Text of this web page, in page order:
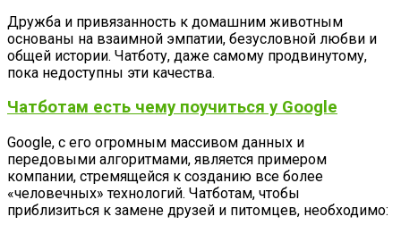
Дружба и привязанность к домашним животным
основаны на взаимной эмпатии, безусловной любви и
общей истории. Чатботу, даже самому продвинутому,
пока недоступны эти качества.
Чатботам есть чему поучиться у Google
Google, с его огромным массивом данных и
передовыми алгоритмами, является примером
компании, стремящейся к созданию все более
«человечных» технологий. Чатботам, чтобы
приблизиться к замене друзей и питомцев, необходимо: